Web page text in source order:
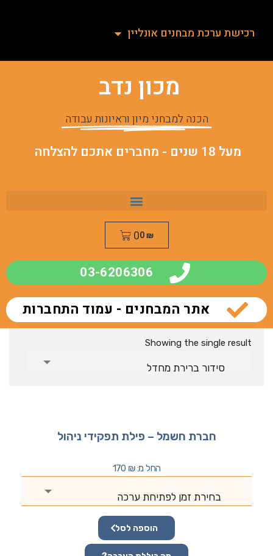
רכישת ערכת מבחנים אונליין
מכון נדב
הכנה למבחני מיון וראיונות עבודה
מעל 18 שנים - מחברים אתכם להצלחה
0₪
0
03-6206306
אתר המבחנים - עמוד התחברות
Showing the single result
סידור ברירת מחדל
חברת חשמל – פילת תפקידי ניהול
החל מ: 170 ₪
בחירת זמן לפתיחת ערכה
הוספה לסל